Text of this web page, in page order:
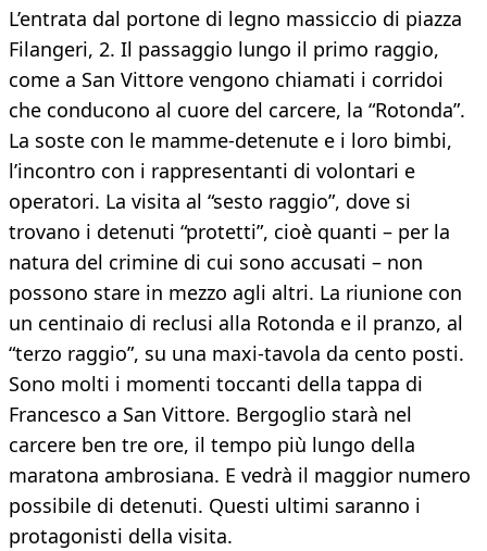
L’entrata dal portone di legno massiccio di piazza
Filangeri, 2. Il passaggio lungo il primo raggio,
come a San Vittore vengono chiamati i corridoi
che conducono al cuore del carcere, la “Rotonda”.
La soste con le mamme-detenute e i loro bimbi,
l’incontro con i rappresentanti di volontari e
operatori. La visita al “sesto raggio”, dove si
trovano i detenuti “protetti”, cioè quanti – per la
natura del crimine di cui sono accusati – non
possono stare in mezzo agli altri. La riunione con
un centinaio di reclusi alla Rotonda e il pranzo, al
“terzo raggio”, su una maxi-tavola da cento posti.
Sono molti i momenti toccanti della tappa di
Francesco a San Vittore. Bergoglio starà nel
carcere ben tre ore, il tempo più lungo della
maratona ambrosiana. E vedrà il maggior numero
possibile di detenuti. Questi ultimi saranno i
protagonisti della visita.